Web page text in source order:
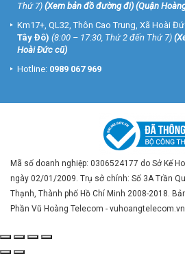
Thứ 7) (Xem bản đồ đường đi) (Quận
Km17+, QL32, Thôn Cao Trung, Xã Hoài
Tây Đô) (8:00 – 17:30, Thứ 2 đến Thứ 7) (
Hoài Đức cũ)
Hotline: 0989 067 969
Mã số doanh nghiệp: 0306524177 do Sở Kế
ngày 02/01/2009. Trụ sở chính: Số 3A Trần
Thạnh, Thành phố Hồ Chí Minh 2008-2018.
Phần Vũ Hoàng Telecom - vuhoangtelecom.vn